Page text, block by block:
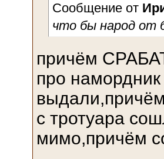
Сообщение от
что бы народ от
причём
про
с тротуара
мимо,причём